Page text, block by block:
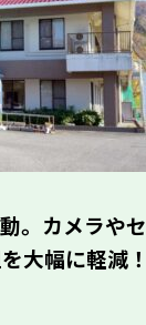
。カメラやセ
大幅に軽減！